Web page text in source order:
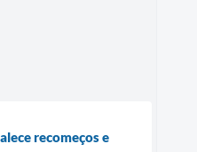
recomeços e